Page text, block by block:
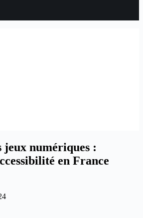
jeux numériques :
en France